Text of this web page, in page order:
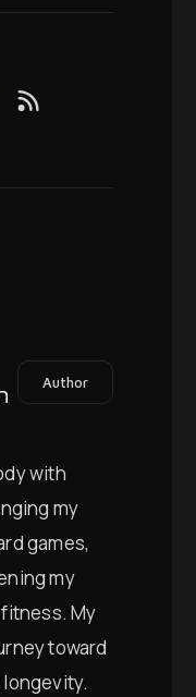
Author
with
my
games,
my
My
toward